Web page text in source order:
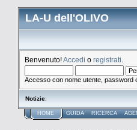
LA-U dell'OLIVO
Benvenuto!Accedi o registrati
Accesso con nome utente, password
Notizie:
HOME GUIDA RICERCA